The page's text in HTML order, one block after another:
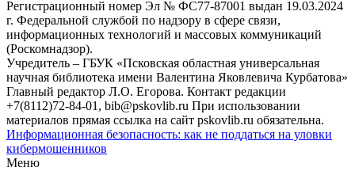
Регистрационный номер Эл № ФС77-87001 выдан 19.03.2024
г. Федеральной службой по надзору в сфере связи,
информационных технологий и массовых коммуникаций
(Роскомнадзор).
Учредитель – ГБУК «Псковская областная универсальная
научная библиотека имени Валентина Яковлевича Курбатова»
Главный редактор Л.О. Егорова. Контакт редакции
+7(8112)72-84-01, bib@pskovlib.ru При использовании
материалов прямая ссылка на сайт pskovlib.ru обязательна.
Информационная безопасность: как не поддаться на уловки
кибермошенников
Меню